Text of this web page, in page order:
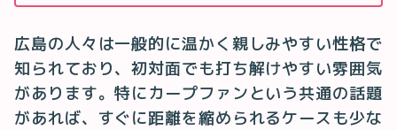
広島の人々は一般的に温かく親しみやすい性格で
知られており、初対面でも打ち解けやすい雰囲気
があります。特にカープファンという共通の話題
があれば、すぐに距離を縮められるケースも少な